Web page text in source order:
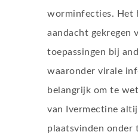
worminfecties. Het
aandacht gekregen
toepassingen bij
waaronder virale
belangrijk om te
van Ivermectine
plaatsvinden onder